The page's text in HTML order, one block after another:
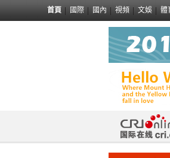
首頁 國際 國內 視頻 文娛 體